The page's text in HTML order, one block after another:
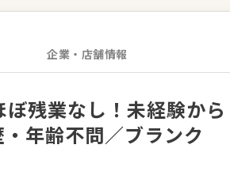
企業・店舗情報
残業なし！未経験から
年齢不問／ブランク